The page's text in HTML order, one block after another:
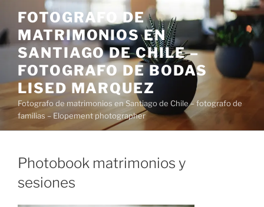
contenido
FOTOGRAFO DE
MATRIMONIOS EN
SANTIAGO DE CHILE –
FOTOGRAFO DE BODAS
LISED MARQUEZ
Fotografo de matrimonios en Santiago de Chile – fotografo de
familias – Elopement photographer
Photobook matrimonios y
sesiones